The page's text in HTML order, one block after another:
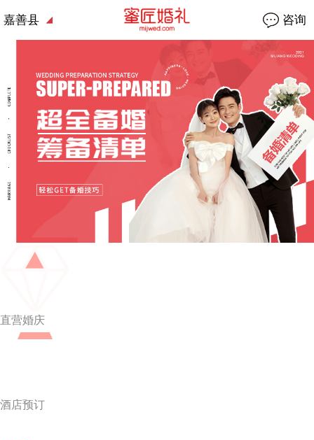
嘉善县 咨询
直营婚庆
酒店预订